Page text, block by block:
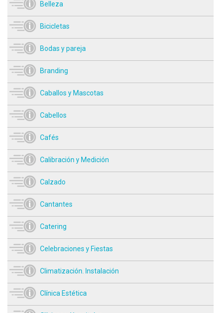
Belleza
Bicicletas
Bodas y pareja
Branding
Caballos y Mascotas
Cabellos
Cafés
Calibración y Medición
Calzado
Cantantes
Catering
Celebraciones y Fiestas
Climatización. Instalación
Clínica Estética